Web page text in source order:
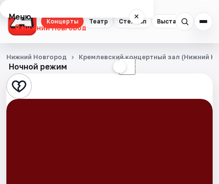
Концерты Театр Стендап Выставки
Меню ×
Нижний Новгород
Концерты
Театр
Стендап
Ночной режим ☾
Нижний Новгород Кремлевский концертный зал (Нижний